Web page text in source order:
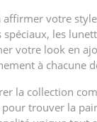
affirmer votre
spéciaux, les
votre look en
à chacune
la collection
pour trouver la